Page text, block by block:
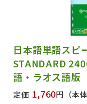
日本語単語スピ
STANDARD
語・ラオス語
定価 1,760円 （本